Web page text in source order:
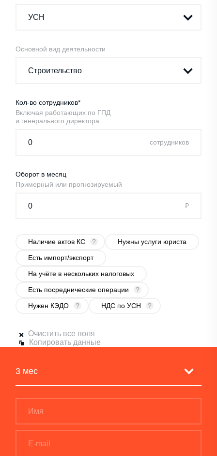
Основной вид деятельности
Кол-во сотрудников*
Включая работающих по ГПД
и генерального директора
cотрудников
Оборот в месяц
Примерный или прогнозируемый
₽
Наличие актов КС ? Нужны услуги юриста
Есть импорт/экспорт
На учёте в нескольких налоговых
Есть посреднические операции ?
Нужен КЭДО ? НДС по УСН ?
Очистить все поля
Копировать данные